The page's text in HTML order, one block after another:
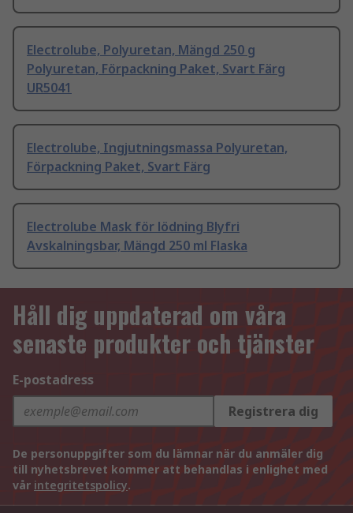
Electrolube, Polyuretan, Mängd 250 g
Polyuretan, Förpackning Paket, Svart Färg
UR5041
Electrolube, Ingjutningsmassa Polyuretan,
Förpackning Paket, Svart Färg
Electrolube Mask för lödning Blyfri
Avskalningsbar, Mängd 250 ml Flaska
Håll dig uppdaterad om våra
senaste produkter och tjänster
E-postadress
Registrera dig
De personuppgifter som du lämnar när du anmäler dig
till nyhetsbrevet kommer att behandlas i enlighet med
vår integritetspolicy.